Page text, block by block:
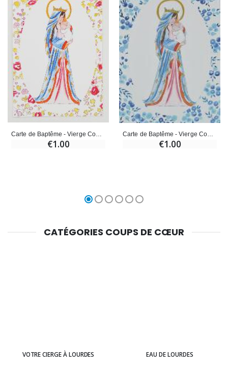
Carte de Baptême - Vierge Couronnée au Lys - Rose
€1.00
Carte de Baptême - Vierge Couronnée au Lys - Bleu
€1.00
CATÉGORIES COUPS DE CŒUR
VOTRE CIERGE À LOURDES EAU DE LOURDES